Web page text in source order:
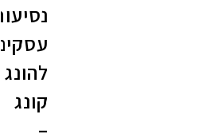
נסיעות
עסקים
להונג
קונג
–